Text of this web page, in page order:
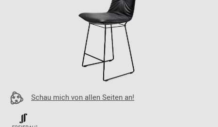
Schau mich von allen Seiten an!